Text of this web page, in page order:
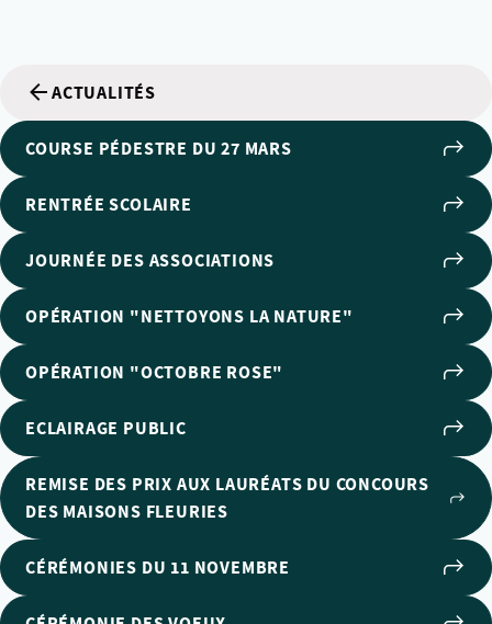
ACTUALITÉS
COURSE PÉDESTRE DU 27 MARS
RENTRÉE SCOLAIRE
JOURNÉE DES ASSOCIATIONS
OPÉRATION "NETTOYONS LA NATURE"
OPÉRATION "OCTOBRE ROSE"
ECLAIRAGE PUBLIC
REMISE DES PRIX AUX LAURÉATS DU CONCOURS
DES MAISONS FLEURIES
CÉRÉMONIES DU 11 NOVEMBRE